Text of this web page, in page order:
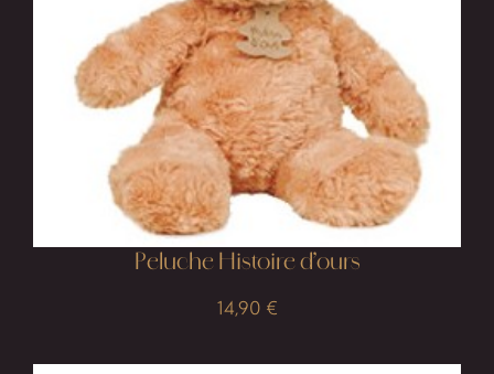
Peluche Histoire d’ours
14,90 €